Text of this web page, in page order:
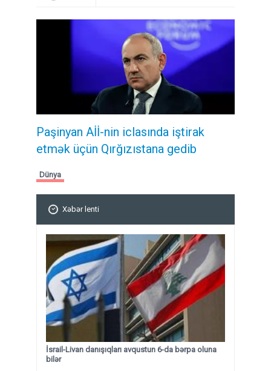
Paşinyan Aİİ-nin iclasında iştirak
etmək üçün Qırğızıstana gedib
Dünya
Xəbər lenti
İsrail-Livan danışıqları avqustun 6-da bərpa oluna
bilər